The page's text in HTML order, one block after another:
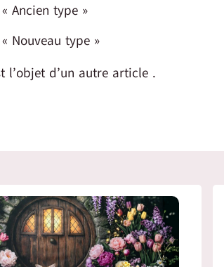
Ancien type »
Nouveau type »
l’objet d’un autre article .